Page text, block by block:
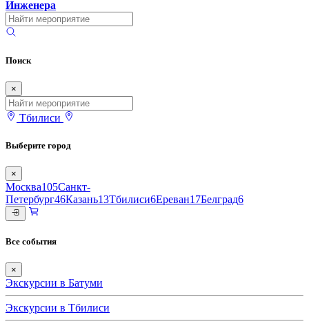
Инженера
Поиск
×
Тбилиси
Выберите город
×
Москва105Санкт-
Петербург46Казань13Тбилиси6Ереван17Белград6
Все события
×
Экскурсии в Батуми
Экскурсии в Тбилиси